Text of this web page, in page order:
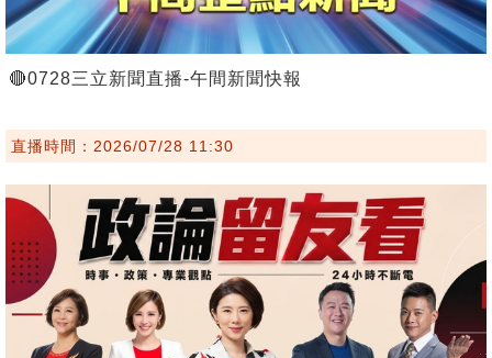
🔴0728三立新聞直播-午間新聞快報
直播時間：2026/07/28 11:30